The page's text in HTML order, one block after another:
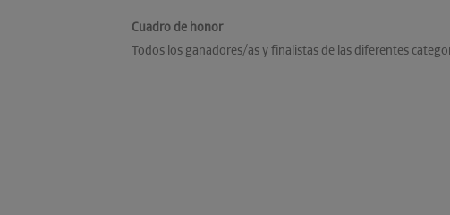
Cuadro de honor
Todos los ganadores/as y finalistas de las diferentes